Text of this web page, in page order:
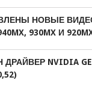
НОВЫЕ
930MX И
NVIDIA